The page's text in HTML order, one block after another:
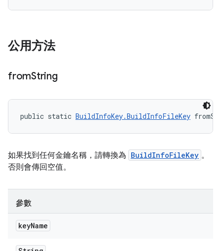
公用方法
fromString
public static BuildInfoKey.BuildInfoFileKey
如果找到任何金鑰名稱，請轉換為 BuildInfoFileKey 。
否則會傳回空值。
參數
keyName